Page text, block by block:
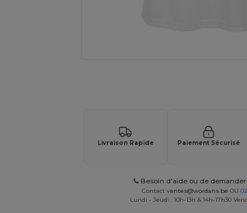
Livraison Rapide Paiement Sécurisé
Besoin d'aide ou de
Contactventes@wordans.be OU
Lundi - Jeudi : 10h-13h & 14h-17h30